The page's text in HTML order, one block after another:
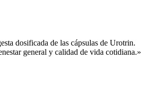
dosificada de las cápsulas de Urotrin.
general y calidad de vida cotidiana.»